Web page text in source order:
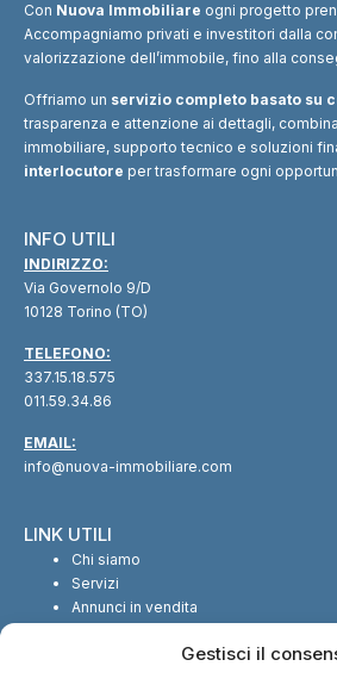
Gestisci il
Con Nuova Immobiliare ogni progetto
Accompagniamo privati e investitori dalla
valorizzazione dell’immobile, fino alla
Offriamo un servizio completo basato su
trasparenza e attenzione ai dettagli,
immobiliare, supporto tecnico e soluzioni
interlocutore per trasformare ogni
INFO UTILI
INDIRIZZO:
Via Governolo 9/D
10128 Torino (TO)
TELEFONO:
337.15.18.575
011.59.34.86
EMAIL:
info@nuova-immobiliare.com
LINK UTILI
Chi siamo
Servizi
Annunci in vendita